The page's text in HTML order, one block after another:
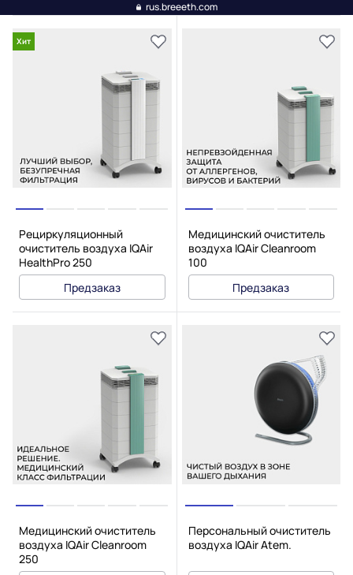
rus.breeeth.com
Хит
Рециркуляционный
очиститель воздуха IQAir
HealthPro 250
Предзаказ
Медицинский очиститель
воздуха IQAir Cleanroom
100
Предзаказ
Медицинский очиститель
воздуха IQAir Cleanroom
250
Персональный очиститель
воздуха IQAir Atem.